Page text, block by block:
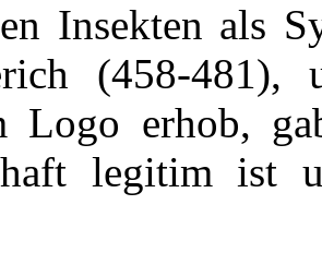
Insekten als
(458-481),
Logo erhob,
legitim ist